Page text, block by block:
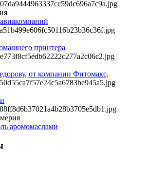
принтера
от компании Фитомакс,
аромомаслами